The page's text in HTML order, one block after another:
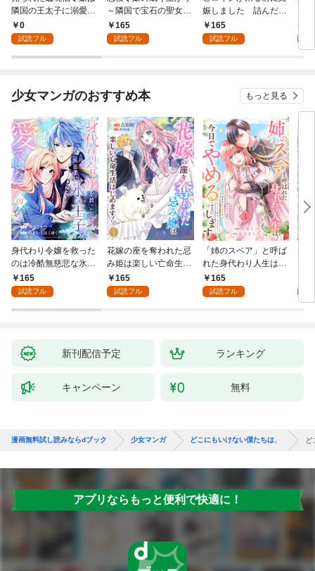
隣国の王太子に溺愛さ
れる 1
0
試読フル
～隣国で宝石の聖女と
呼ばれるまで～（コミ
ック） 分冊版 1
165
試読フル
娠しました 詰んだは
ずの悪役令嬢ですが、
どうやら違うようです
165
試読フル
少女マンガのおすすめ本 もっと見る
身代わり令嬢を救った
のは冷酷無慈悲な氷の
王子の愛でした１
165
試読フル
花嫁の座を奪われた忌
み姫は楽しい亡命生活
はじめます！１
165
試読フル
「姉のスペア」と呼ば
れた身代わり人生は、
今日でやめることにし
ます～辺境で自由を満
165
試読フル
新刊配信予定 ランキング
キャンペーン 無料
漫画無料試し読みならdブック 少女マンガ どこにもいけない僕たちは、 ど
アプリならもっと便利で快適に！